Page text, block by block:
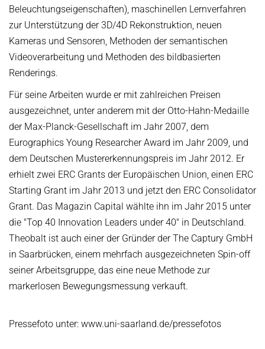
Beleuchtungseigenschaften), maschinellen Lernverfahren
zur Unterstützung der 3D/4D Rekonstruktion, neuen
Kameras und Sensoren, Methoden der semantischen
Videoverarbeitung und Methoden des bildbasierten
Renderings.
Für seine Arbeiten wurde er mit zahlreichen Preisen
ausgezeichnet, unter anderem mit der Otto-Hahn-Medaille
der Max-Planck-Gesellschaft im Jahr 2007, dem
Eurographics Young Researcher Award im Jahr 2009, und
dem Deutschen Mustererkennungspreis im Jahr 2012. Er
erhielt zwei ERC Grants der Europäischen Union, einen ERC
Starting Grant im Jahr 2013 und jetzt den ERC Consolidator
Grant. Das Magazin Capital wählte ihn im Jahr 2015 unter
die "Top 40 Innovation Leaders under 40" in Deutschland.
Theobalt ist auch einer der Gründer der The Captury GmbH
in Saarbrücken, einem mehrfach ausgezeichneten Spin-off
seiner Arbeitsgruppe, das eine neue Methode zur
markerlosen Bewegungsmessung verkauft.
Pressefoto unter: www.uni-saarland.de/pressefotos